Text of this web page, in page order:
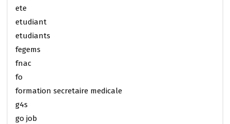
ete
etudiant
etudiants
fegems
fnac
fo
formation secretaire medicale
g4s
go job